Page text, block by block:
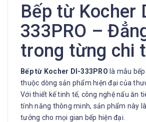
Bếp từ Kocher
333PRO –
trong từng chi
Bếp từ Kocher DI-333PRO là mẫu
thuộc dòng sản phẩm hiện đại của
Với thiết kế tinh tế, công nghệ nấu ăn
tính năng thông minh, sản phẩm này
tưởng cho mọi gian bếp hiện đại.